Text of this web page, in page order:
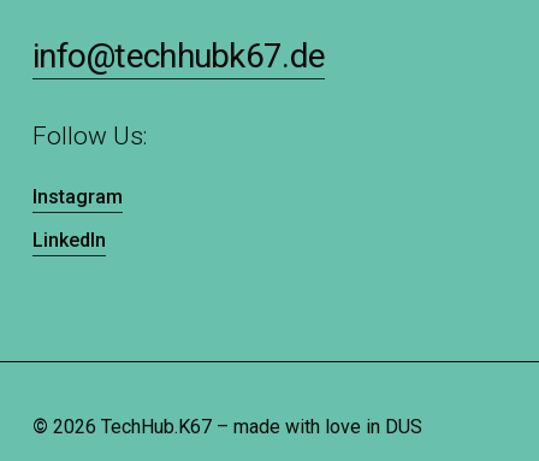
info@techhubk67.de
Follow Us:
Instagram
LinkedIn
©2026 TechHub.K67 – made with love in DUS